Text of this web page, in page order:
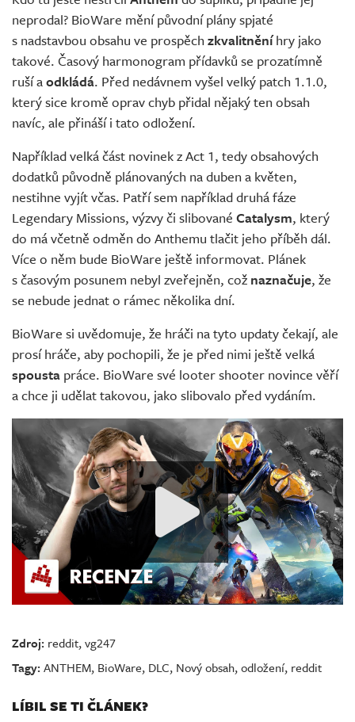
Živě
neprodal? BioWare mění původní plány spjaté
s nadstavbou obsahu ve prospěch zkvalitněníhry jako
takové. Časový harmonogram přídavků se prozatímně
ruší aodkládá. Před nedávnem vyšel velký patch 1.1.0,
který sice kromě oprav chyb přidal nějaký ten obsah
navíc, ale přináší i tato odložení.
Například velká část novinek z Act 1, tedy obsahových
dodatků původně plánovaných na duben a květen,
nestihne vyjít včas. Patří sem například druhá fáze
Legendary Missions, výzvy či slibované Catalysm, který
do má včetně odměn do Anthemu tlačit jeho příběh dál.
Více o něm bude BioWare ještě informovat. Plánek
s časovým posunem nebyl zveřejněn, což naznačuje, že
se nebude jednat o rámec několika dní.
BioWare si uvědomuje, že hráči na tyto updaty čekají, ale
prosí hráče, aby pochopili, že je před nimi ještě velká
spousta práce. BioWare své looter shooter novince věří
a chce ji udělat takovou, jako slibovalo před vydáním.
Zdroj: reddit,vg247
Tagy:ANTHEM, BioWare, DLC, Nový obsah,odložení, reddit
LÍBIL SE TI ČLÁNEK?